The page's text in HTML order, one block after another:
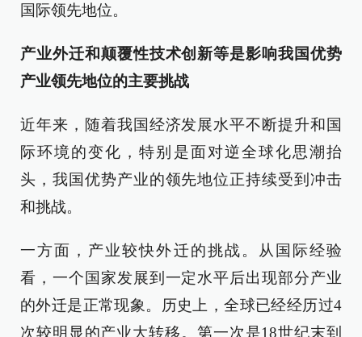
国际领先地位。
产业外迁和颠覆性技术创新等是影响我国优势
产业领先地位的主要挑战
近年来，随着我国经济发展水平不断提升和国
际环境的变化，特别是面对逆全球化思潮抬
头，我国优势产业的领先地位正持续受到冲击
和挑战。
一方面，产业较快外迁的挑战。从国际经验
看，一个国家发展到一定水平后出现部分产业
的外迁是正常现象。历史上，全球已经经历过4
次较明显的产业大转移。第一次是18世纪末到